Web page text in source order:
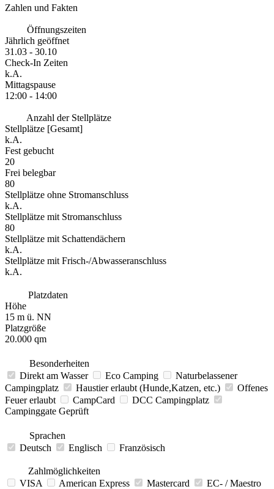
Zahlen und Fakten
Öffnungszeiten
Jährlich geöffnet
31.03 - 30.10
Check-In Zeiten
k.A.
Mittagspause
12:00 - 14:00
Anzahl der Stellplätze
Stellplätze [Gesamt]
k.A.
Fest gebucht
20
Frei belegbar
80
Stellplätze ohne Stromanschluss
k.A.
Stellplätze mit Stromanschluss
80
Stellplätze mit Schattendächern
k.A.
Stellplätze mit Frisch-/Abwasseranschluss
k.A.
Platzdaten
Höhe
15 m ü. NN
Platzgröße
20.000 qm
Besonderheiten
Direkt am Wasser
Eco Camping
Naturbelassener
Campingplatz
Haustier erlaubt (Hunde,Katzen, etc.)
Offenes
Feuer erlaubt
CampCard
DCC Campingplatz
Campinggate Geprüft
Sprachen
Deutsch
Englisch Französisch
Zahlmöglichkeiten
VISA
American Express Mastercard
EC- / Maestro